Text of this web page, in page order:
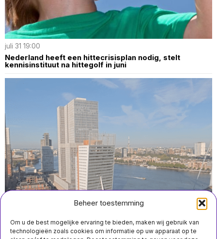
Beheer toestemming
Om u de best mogelijke ervaring te bieden, maken wij gebruik van
technologieën zoals cookies om informatie op uw apparaat op te
juli 31 19:00
Nederland heeft een hittecrisisplan nodig, stelt
kennisinstituut na hittegolf in juni